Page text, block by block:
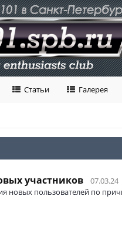
Статьи Галерея
участников
07.03.24
новых пользователей по